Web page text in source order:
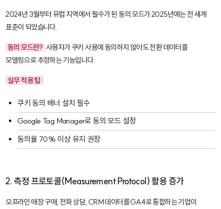
2024년 3월부터 유럽 지역에서 필수가 된 동의 모드가 2025년에는 전 세계
표준이 되었습니다.
동의 모드란? 사용자가 쿠키 사용에 동의하지 않아도 전환 데이터를
모델링으로 추정하는 기능입니다.
실무 적용 팁:
쿠키 동의 배너 설치 필수
Google Tag Manager로 동의 모드 설정
동의율 70% 이상 유지 권장
2. 측정 프로토콜(Measurement Protocol) 활용 증가
오프라인 매장 구매, 전화 상담, CRM 데이터를 GA4로 통합하는 기업이